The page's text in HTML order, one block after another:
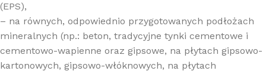
(EPS),
– na równych, odpowiednio przygotowanych podłożach
mineralnych (np.: beton, tradycyjne tynki cementowe i
cementowo-wapienne oraz gipsowe, na płytach gipsowo-
kartonowych, gipsowo-włóknowych, na płytach